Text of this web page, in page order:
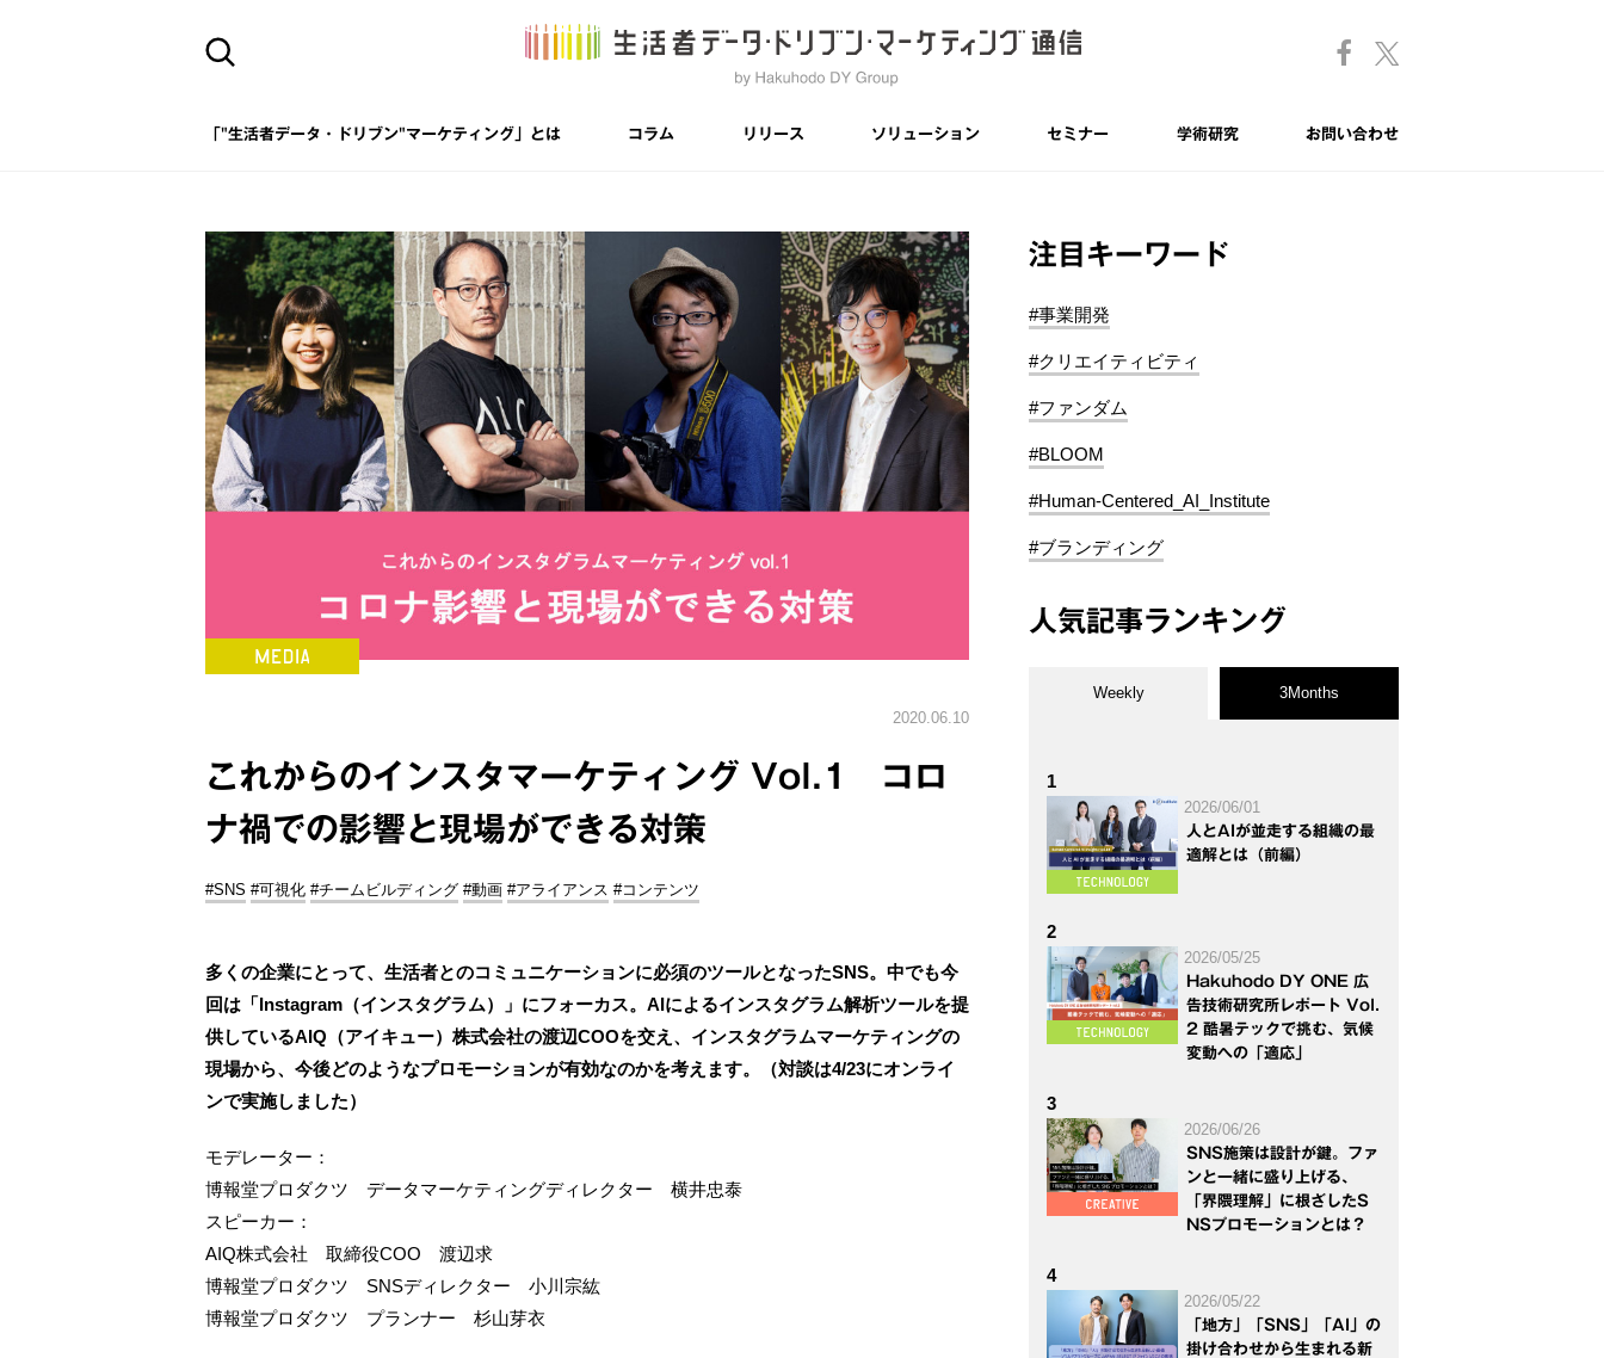
「"生活者データ・ドリブン"マーケティング」とは コラム リリース ソリューション セミナー 学術研究 お問い合わせ
2020.06.10
これからのインスタマーケティング Vol.1 コロ
ナ禍での影響と現場ができる対策
#SNS #可視化 #チームビルディング #動画 #アライアンス #コンテンツ
多くの企業にとって、生活者とのコミュニケーションに必須のツールとなったSNS。中でも今
回は「Instagram（インスタグラム）」にフォーカス。AIによるインスタグラム解析ツールを提
供しているAIQ（アイキュー）株式会社の渡辺COOを交え、インスタグラムマーケティングの
現場から、今後どのようなプロモーションが有効なのかを考えます。（対談は4/23にオンライ
ンで実施しました）
モデレーター：
博報堂プロダクツ データマーケティングディレクター 横井忠泰
スピーカー：
AIQ株式会社 取締役COO 渡辺求
博報堂プロダクツ SNSディレクター 小川宗紘
博報堂プロダクツ プランナー 杉山芽衣
注目キーワード
#事業開発
#クリエイティビティ
#ファンダム
#BLOOM
#Human-Centered_AI_Institute
#ブランディング
人気記事ランキング
Weekly 3Months
1
2026/06/01
人とAIが並走する組織の最
適解とは（前編）
2
2026/05/25
Hakuhodo DY ONE 広
告技術研究所レポート Vol.
2 酷暑テックで挑む、気候
変動への「適応」
3
2026/06/26
SNS施策は設計が鍵。ファ
ンと一緒に盛り上げる、
「界隈理解」に根ざしたS
NSプロモーションとは？
4
2026/05/22
「地方」「SNS」「AI」の
掛け合わせから生まれる新